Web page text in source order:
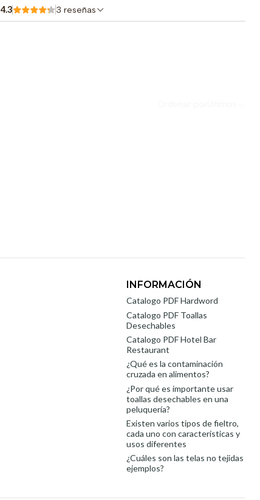
4.3 3 reseñas
INFORMACIÓN
Catalogo PDF Hardword
Catalogo PDF Toallas
Desechables
Catalogo PDF Hotel Bar
Restaurant
¿Qué es la contaminación
cruzada en alimentos?
¿Por qué es importante usar
toallas desechables en una
peluquería?
Existen varios tipos de fieltro,
cada uno con características y
usos diferentes
¿Cuáles son las telas no tejidas
ejemplos?